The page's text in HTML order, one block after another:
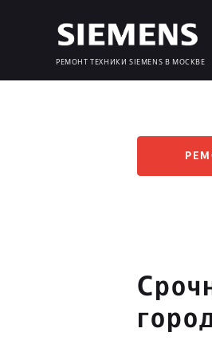
РЕМОНТ ТЕХНИКИ SIEMENS В МОСКВЕ